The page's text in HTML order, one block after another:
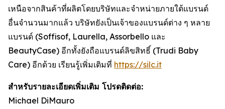
เหนือจากสินค้าที่ผลิตโดยบริษัทและจำหน่ายภายใต้แบรนด์
อื่นจำนวนมากแล้ว บริษัทยังเป็นเจ้าของแบรนด์ต่าง ๆ หลาย
แบรนด์ (Soffisof, Laurella, Assorbello และ
BeautyCase) อีกทั้งยังถือแบรนด์ลิขสิทธิ์ (Trudi Baby
Care) อีกด้วย เรียนรู้เพิ่มเติมที่ https://silc.it
สำหรับรายละเอียดเพิ่มเติม โปรดติดต่อ:
Michael DiMauro